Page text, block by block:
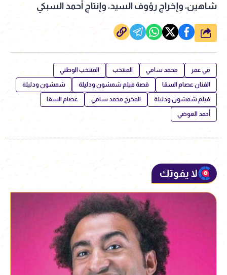
شاهين، وإخراج رؤوف السيد، وإنتاج أحمد السبكي
شارك
مي عمر محمد سامي المنتخب المنتخب الوطني
الفنان عصام السقا قصة فيلم شمشون ودليلة شمشون ودليلة
فيلم شمشون ودليلة المخرج محمد سامي عصام السقا
أحمد العوضي
لا يفوتك